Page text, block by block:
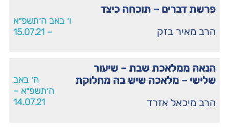
פרשת דברים – תוכחה כיצד
הרב מאיר בזק
ו׳ באב ה׳תשפ״א
– 15.07.21
הנאה ממלאכת שבת – שיעור
שלישי – מלאכה שיש בה מחלוקת
הרב מיכאל אזרד
ה׳ באב
ה׳תשפ״א –
14.07.21